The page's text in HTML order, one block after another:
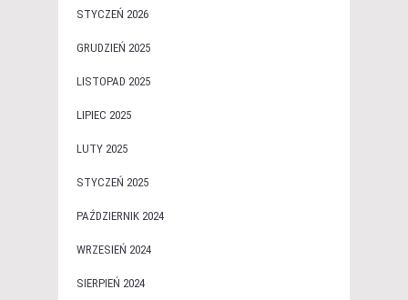
STYCZEŃ 2026
GRUDZIEŃ 2025
LISTOPAD 2025
LIPIEC 2025
LUTY 2025
STYCZEŃ 2025
PAŹDZIERNIK 2024
WRZESIEŃ 2024
SIERPIEŃ 2024